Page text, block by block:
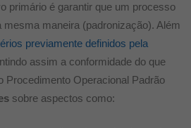
primário é garantir que um processo
mesma maneira (padronização). Além
previamente definidos pela
assim a conformidade do que
Procedimento Operacional Padrão
sobre aspectos como: